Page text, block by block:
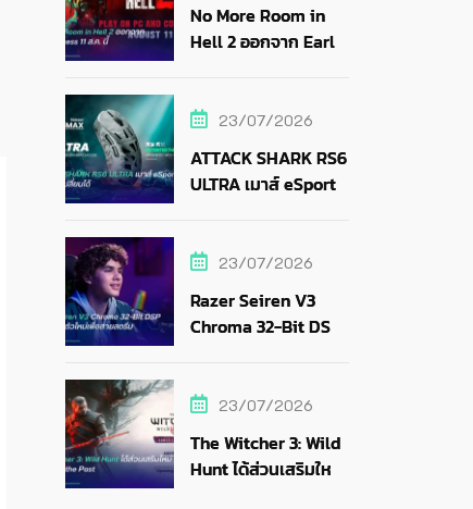
No More Room in
Hell 2 ออกจาก Early
23/07/2026
ATTACK SHARK RS6
ULTRA เมาส์ eSports
23/07/2026
Razer Seiren V3
Chroma 32-Bit DSP
23/07/2026
The Witcher 3: Wild
Hunt ได้ส่วนเสริมใหม่